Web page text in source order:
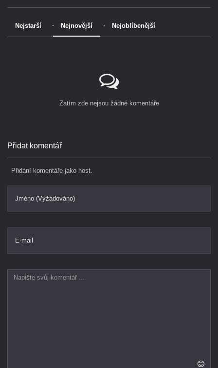
Nejstarší Nejnovější Nejoblíbenější
Zatím zde nejsou žádné komentáře
Přidat komentář
Přidání komentáře jako host.
Jméno (Vyžadováno)
E-mail